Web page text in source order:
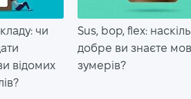
чи
відомих
Sus, bop, flex:
добре ви знаєте
зумерів?